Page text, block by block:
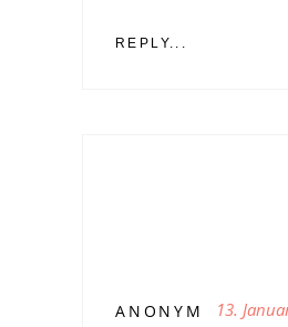
REPLY...
ANONYM 13.